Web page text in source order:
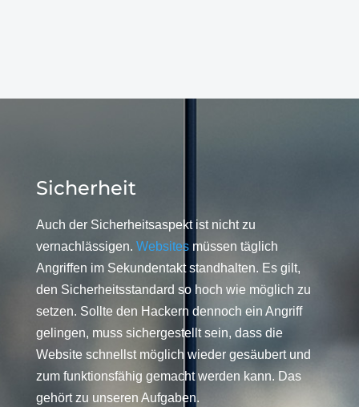
Sicherheit
Auch der Sicherheitsaspekt ist nicht zu
vernachlässigen. Websitesmüssen täglich
Angriffen im Sekundentakt standhalten. Es gilt,
den Sicherheitsstandard so hoch wie möglich zu
setzen. Sollte den Hackern dennoch ein Angriff
gelingen, muss sichergestellt sein, dass die
Website schnellst möglich wieder gesäubert und
zum funktionsfähig gemacht werden kann. Das
gehört zu unseren Aufgaben.